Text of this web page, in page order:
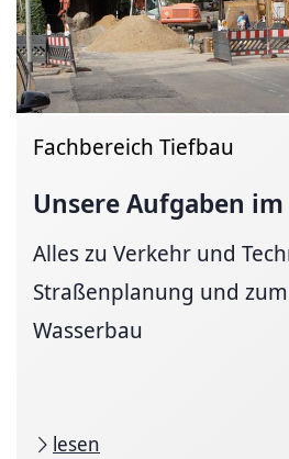
Fachbereich Tiefbau
Unsere Aufgaben
Alles zu Verkehr und
Straßenplanung und
Wasserbau
lesen